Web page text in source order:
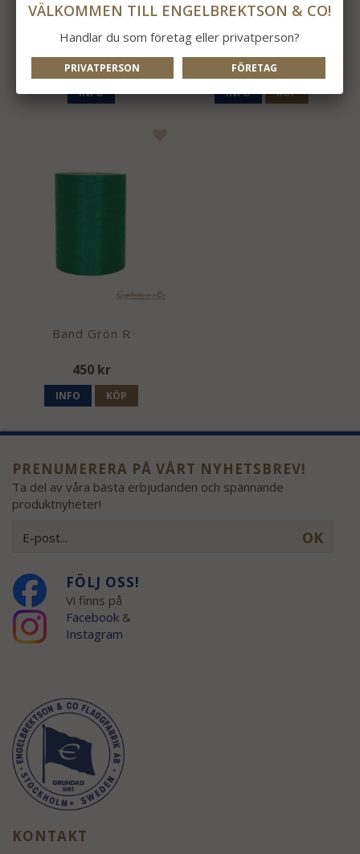
Band Röd R
450 kr
INFO
Band Blå R
450 kr
INFO KÖP
Band Grön R
450 kr
INFO KÖP
PRENUMERERA PÅ VÅRT NYHETSBREV!
Ta del av våra bästa erbjudanden och spännande
produktnyheter!
OK
FÖLJ OSS!
Vi finns på
Facebook&
Instagram
KONTAKT
VÄLKOMMEN TILL ENGELBREKTSON & CO!
Handlar du som företag eller privatperson?
PRIVATPERSON FÖRETAG